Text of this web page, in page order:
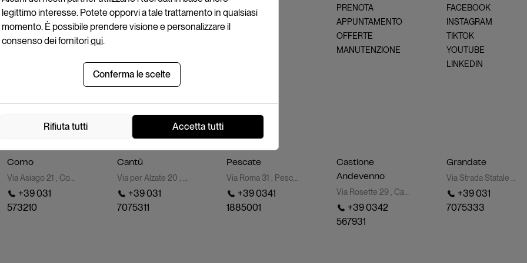
AUTO NUOVE
AUTO USATE
KM 0 E AZIENDALE
MOTO NUOVE
MOTO USATE
AUTO NUOVE
AUTO USATE
PRENOTA
APPUNTAMENTO
OFFERTE
MANUTENZIONE
FACEBOOK
INSTAGRAM
TIKTOK
YOUTUBE
LINKEDIN
Como
+39 031
573210
Cantù
+39 031
7075311
Pescate
+39 0341
1885001
Castione
Andevenno
Via Rosette 29 , Castione Andevenno (SO)
+39 0342
567931
Grandate
+39 031
7075333
legittimo interesse. Potete opporvi a tale trattamento in qualsiasi
momento. È possibile prendere visione e personalizzare il
consenso dei fornitoriqui.
Conferma le scelte
Rifiuta tutti Accetta tutti